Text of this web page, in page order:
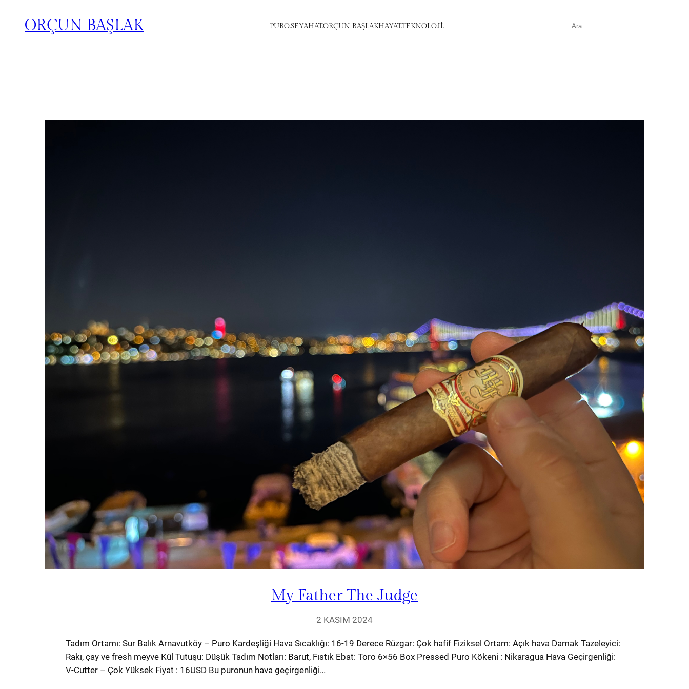
ORÇUN BAŞLAK PURO.SEYAHAT.ORÇUN BAŞLAKHAYAT.TEKNOLOJİ. Search
My Father The Judge
2 KASIM 2024
Tadım Ortamı: Sur Balık Arnavutköy – Puro Kardeşliği Hava Sıcaklığı: 16-19 Derece Rüzgar: Çok hafif Fiziksel Ortam: Açık hava Damak Tazeleyici:
Rakı, çay ve fresh meyve Kül Tutuşu: Düşük Tadım Notları: Barut, Fıstık Ebat: Toro 6×56 Box Pressed Puro Kökeni : Nikaragua Hava Geçirgenliği:
V-Cutter – Çok Yüksek Fiyat : 16USD Bu puronun hava geçirgenliği…